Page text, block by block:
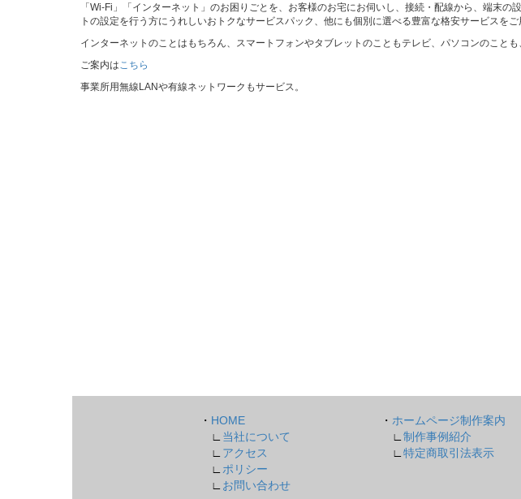
「Wi-Fi」「インターネット」のお困りごとを、お客様のお宅にお伺いし、接続・配線から、端末の
トの設定を行う方にうれしいおトクなサービスパック、他にも個別に選べる豊富な格安サービスをご
インターネットのことはもちろん、スマートフォンやタブレットのこともテレビ、パソコンのことも
ご案内はこちら
事業所用無線LANや有線ネットワークもサービス。
・ HOME
∟ 当社について
∟ アクセス
∟ ポリシー
∟ お問い合わせ
・ ホームページ制作案内
∟ 制作事例紹介
∟ 特定商取引法表示